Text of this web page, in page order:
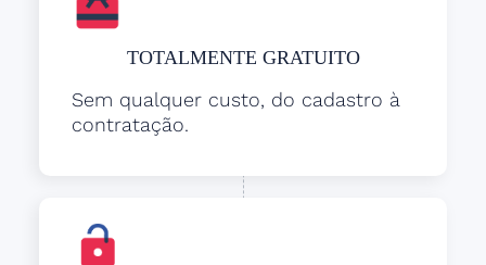
TOTALMENTE GRATUITO
Sem qualquer custo, do cadastro à
contratação.